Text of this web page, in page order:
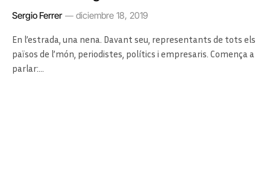
Sergio Ferrer diciembre 18, 2019
En l’estrada, una nena. Davant seu, representants de tots els
països de l’món, periodistes, polítics i empresaris. Comença a
parlar:…